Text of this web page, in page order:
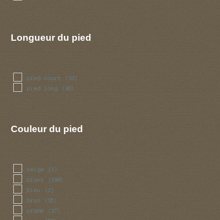
Longueur du pied
pied court (33)
pied long (46)
Couleur du pied
beige (1)
blanc (190)
bleu (3)
brun (95)
creme (27)